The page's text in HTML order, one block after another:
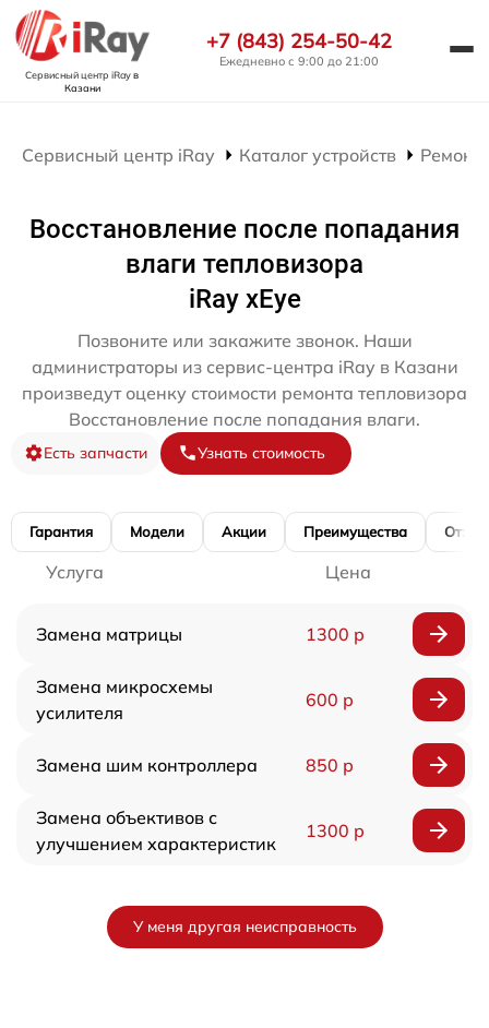
Сервисный центр iRayв
Казани
+7 (843) 254-50-42
Ежедневно с 9:00 до 21:00
Сервисный центр iRay Каталог устройств Ремонт
Восстановление после попадания
влаги тепловизора
iRay xEye
Позвоните или закажите звонок. Наши
администраторы из сервис-центра iRay в Казани
произведут оценку стоимости ремонта тепловизора
Восстановление после попадания влаги.
Есть запчасти Узнать стоимость
Гарантия Модели Акции Преимущества
Услуга Цена
Замена матрицы 1300 р
Замена микросхемы
усилителя
600 р
Замена шим контроллера 850 р
Замена объективов с
улучшением характеристик
1300 р
У меня другая неисправность